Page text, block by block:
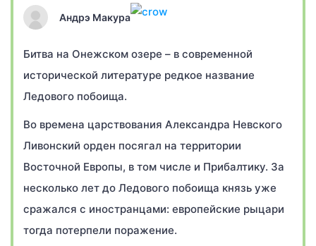
Андрэ Макура
Битва на Онежском озере – в современной
исторической литературе редкое название
Ледового побоища.
Во времена царствования Александра Невского
Ливонский орден посягал на территории
Восточной Европы, в том числе и Прибалтику. За
несколько лет до Ледового побоища князь уже
сражался с иностранцами: европейские рыцари
тогда потерпели поражение.